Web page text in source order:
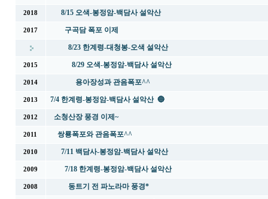
2018 8/15 오색-봉정암-백담사 설악산
2017 구곡담 폭포 이제
8/23 한계령-대청봉-오색 설악산
2015 8/29 오색-봉정암-백담사 설악산
2014 용아장성과 관음폭포^^
2013 7/4 한계령-봉정암-백담사 설악산 🔵
2012 소청산장 풍경 이제~
2011 쌍룡폭포와 관음폭포^^
2010 7/11 백담사-봉정암-백담사 설악산
2009 7/18 한계령-봉정암-백담사 설악산
2008 동트기 전 파노라마 풍경*